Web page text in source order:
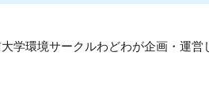
学環境サークルわどわが企画・運営